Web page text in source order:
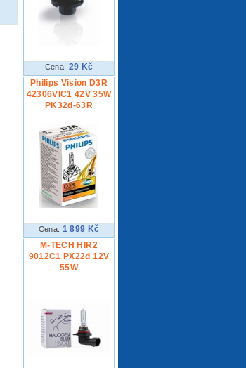
Cena: 29 Kč
Philips Vision D3R
42306VIC1 42V 35W
PK32d-63R
Cena: 1 899 Kč
M-TECH HIR2
9012C1 PX22d 12V
55W